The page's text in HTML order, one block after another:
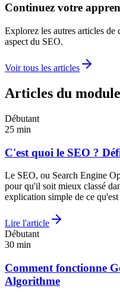
Continuez votre
Explorez les autres articles
aspect du SEO.
Voir tous les articles
Articles du
Débutant
25 min
C'est quoi le SEO ?
Le SEO, ou Search Engine
pour qu'il soit mieux classé
explication simple de ce
Lire l'article
Débutant
30 min
Comment fonctionne
Algorithme